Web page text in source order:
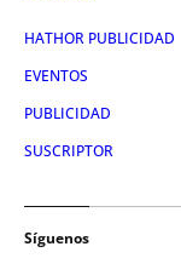
HATHOR PUBLICIDAD
EVENTOS
PUBLICIDAD
SUSCRIPTOR
Síguenos